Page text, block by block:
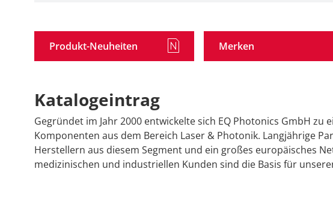
Produkt-Neuheiten Merken
Katalogeintrag
Gegründet im Jahr 2000 entwickelte sich EQ Photonics GmbH
Komponenten aus dem Bereich Laser & Photonik. Langjährige
Herstellern aus diesem Segment und ein großes europäisches
medizinischen und industriellen Kunden sind die Basis für